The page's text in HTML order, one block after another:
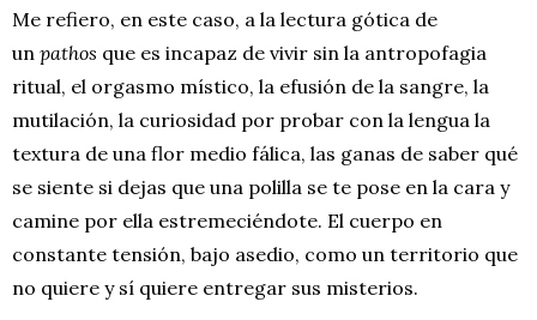
Me refiero, en este caso, a la lectura gótica de
un pathos que es incapaz de vivir sin la antropofagia
ritual, el orgasmo místico, la efusión de la sangre, la
mutilación, la curiosidad por probar con la lengua la
textura de una flor medio fálica, las ganas de saber qué
se siente si dejas que una polilla se te pose en la cara y
camine por ella estremeciéndote. El cuerpo en
constante tensión, bajo asedio, como un territorio que
no quiere y sí quiere entregar sus misterios.